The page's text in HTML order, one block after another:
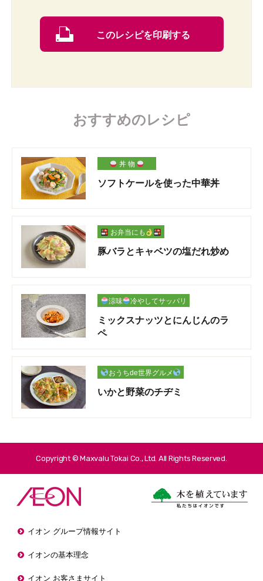
このレシピを印刷する
おすすめのレシピ
丼 物
ソフトケールを使った中華丼
お弁当にも
豚バラとキャベツの塩だれ炒め
涼味 冷やしてサッパリ
ミックスナッツとにんじんのラ
ペ
おうちde世界グルメ
いかと野菜のチヂミ
Copyright © Maxvalu Tokai Co., Ltd. All Rights Reserved.
イオン グループ情報サイト
イオンの基本理念
イオン お客さまサイト